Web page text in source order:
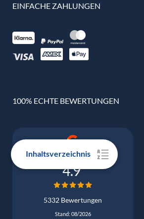
Inhaltsverzeichnis
EINFACHE ZAHLUNGEN
100% ECHTE BEWERTUNGEN
Google Bewertung
4.9
5332 Bewertungen
Stand: 08/2026